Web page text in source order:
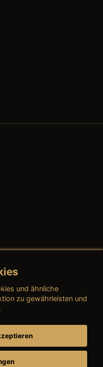
und ähnliche
zu gewährleisten und